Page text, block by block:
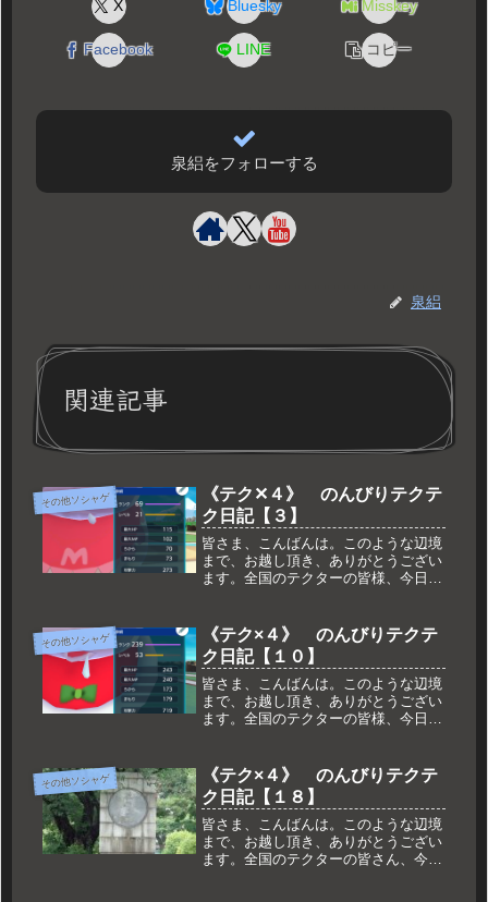
X Bluesky Misskey
Facebook LINE コピー
泉絽をフォローする
泉絽
関連記事
その他ソシャゲ
《テク✕４》 のんびりテクテ
ク日記【３】
皆さま、こんばんは。このような辺境
まで、お越し頂き、ありがとうござい
ます。全国のテクターの皆様、今日も
ますが、どうも前々から、内容がのん
びりしてない、のんびり日記だなぁと
自...
その他ソシャゲ
《テク×４》 のんびりテクテ
ク日記【１０】
皆さま、こんばんは。このような辺境
まで、お越し頂き、ありがとうござい
ます。全国のテクターの皆様、今日も
テクテクテクテクの最近の様子につい
てダラっとご紹介していきたいと思い
ます...
その他ソシャゲ
《テク×４》 のんびりテクテ
ク日記【１８】
皆さま、こんばんは。このような辺境
まで、お越し頂き、ありがとうござい
ます。全国のテクターの皆さん、今日